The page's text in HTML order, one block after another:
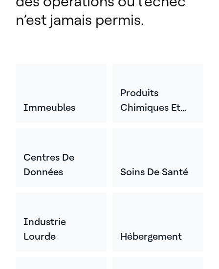
n’est jamais permis.
Immeubles
Produits
Chimiques Et
Centres De
Données
Soins De Santé
Industrie
Lourde
Hébergement